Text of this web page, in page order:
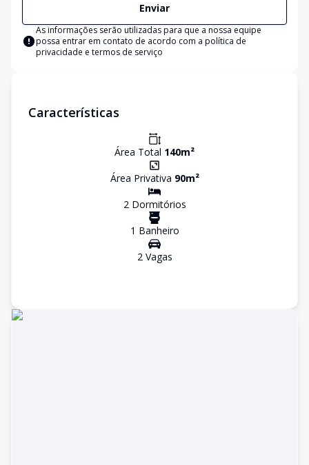
Enviar
As informações serão utilizadas para que a nossa equipe
possa entrar em contato de acordo com a política de
privacidade e termos de serviço
Características
Área Total 140m²
Área Privativa 90m²
2Dormitórios
1 Banheiro
2Vagas